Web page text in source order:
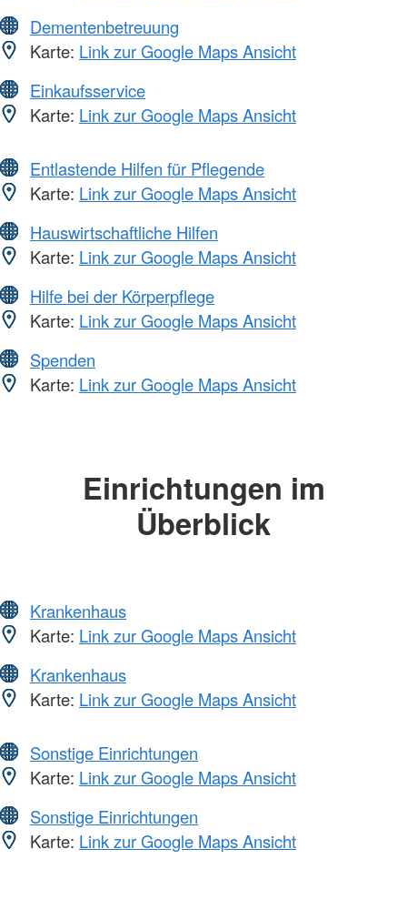
Dementenbetreuung
Karte: Link zur Google Maps Ansicht
Einkaufsservice
Karte: Link zur Google Maps Ansicht
Entlastende Hilfen für Pflegende
Karte: Link zur Google Maps Ansicht
Hauswirtschaftliche Hilfen
Karte: Link zur Google Maps Ansicht
Hilfe bei der Körperpflege
Karte: Link zur Google Maps Ansicht
Spenden
Karte: Link zur Google Maps Ansicht
Einrichtungen im
Überblick
Krankenhaus
Karte: Link zur Google Maps Ansicht
Krankenhaus
Karte: Link zur Google Maps Ansicht
Sonstige Einrichtungen
Karte: Link zur Google Maps Ansicht
Sonstige Einrichtungen
Karte: Link zur Google Maps Ansicht